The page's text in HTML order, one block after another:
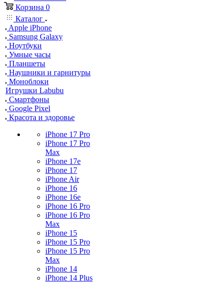
Корзина 0
Каталог
Apple iPhone
Samsung Galaxy
Ноутбуки
Умные часы
Планшеты
Наушники и гарнитуры
Моноблоки
Игрушки Labubu
Смартфоны
Google Pixel
Красота и здоровье
iPhone 17 Pro
iPhone 17 Pro
Max
iPhone 17e
iPhone 17
iPhone Air
iPhone 16
iPhone 16e
iPhone 16 Pro
iPhone 16 Pro
Max
iPhone 15
iPhone 15 Pro
iPhone 15 Pro
Max
iPhone 14
iPhone 14 Plus